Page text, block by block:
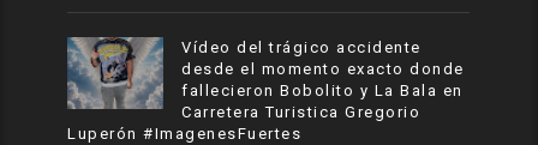
Vídeo del trágico accidente
desde el momento exacto donde
fallecieron Bobolito y La Bala en
Carretera Turistica Gregorio
Luperón #ImagenesFuertes